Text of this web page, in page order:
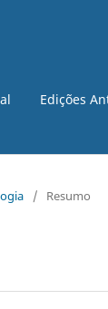
Edições
/ Resumo